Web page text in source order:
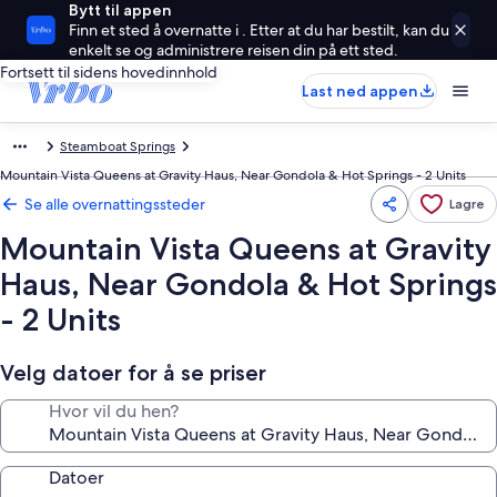
Bytt til appen
Finn et sted å overnatte i . Etter at du har bestilt, kan du
enkelt se og administrere reisen din på ett sted.
Fortsett til sidens hovedinnhold
Last ned appen
Steamboat Springs
Mountain Vista Queens at Gravity Haus, Near Gondola & Hot Springs - 2 Units
Se alle overnattingssteder Lagre
Mountain Vista Queens at Gravity
Haus, Near Gondola & Hot Springs
- 2 Units
Velg datoer for å se priser
Hvor vil du hen?
Datoer